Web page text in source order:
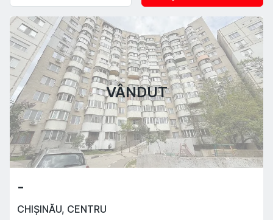
VÂNDUT
-
CHIȘINĂU, CENTRU